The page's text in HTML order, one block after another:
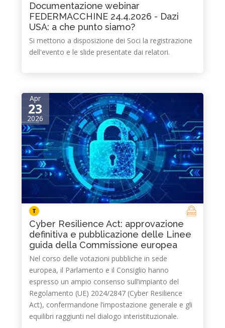
Documentazione webinar
FEDERMACCHINE 24.4.2026 - Dazi
USA: a che punto siamo?
Si mettono a disposizione dei Soci la registrazione
dell'evento e le slide presentate dai relatori.
Apr
23
2026
T
Cyber Resilience Act: approvazione
definitiva e pubblicazione delle Linee
guida della Commissione europea
Nel corso delle votazioni pubbliche in sede
europea, il Parlamento e il Consiglio hanno
espresso un ampio consenso sull’impianto del
Regolamento (UE) 2024/2847 (Cyber Resilience
Act), confermandone l’impostazione generale e gli
equilibri raggiunti nel dialogo interistituzionale.​